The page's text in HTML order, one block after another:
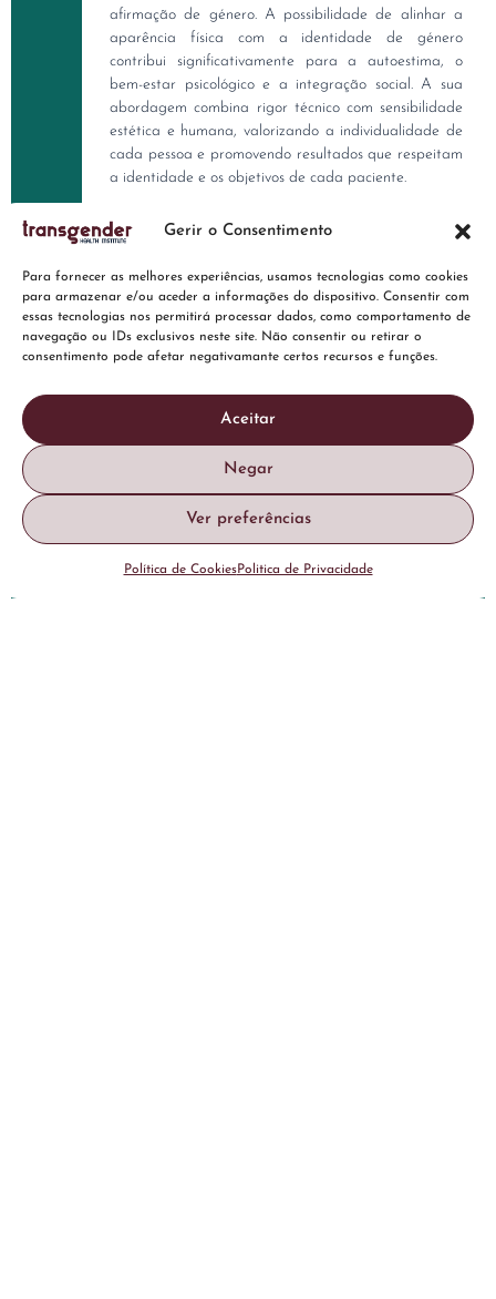
Gerir o Consentimento
Para fornecer as melhores experiências, usamos tecnologias como cookies
para armazenar e/ou aceder a informações do dispositivo. Consentir com
essas tecnologias nos permitirá processar dados, como comportamento de
navegação ou IDs exclusivos neste site. Não consentir ou retirar o
consentimento pode afetar negativamante certos recursos e funções.
Aceitar
Negar
Ver preferências
Política de CookiesPolitica de Privacidade
afirmação de género. A possibilidade de alinhar a
aparência física com a identidade de género
contribui significativamente para a autoestima, o
bem-estar psicológico e a integração social. A sua
abordagem combina rigor técnico com sensibilidade
estética e humana, valorizando a individualidade de
cada pessoa e promovendo resultados que respeitam
a identidade e os objetivos de cada paciente.
Nº CÉDULA PROFISSIONAL
OM 77660
Marcar Consulta